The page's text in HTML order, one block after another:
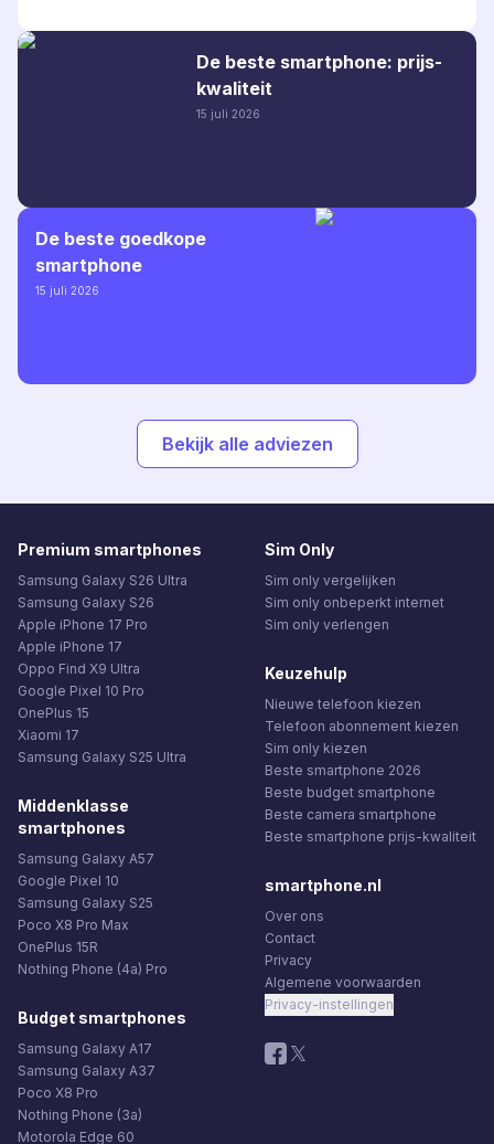
De beste smartphone: prijs-
kwaliteit
15 juli 2026
De beste goedkope
smartphone
15 juli 2026
Bekijk alle adviezen
Premium smartphones
Samsung Galaxy S26 Ultra
Samsung Galaxy S26
Apple iPhone 17 Pro
Apple iPhone 17
Oppo Find X9 Ultra
Google Pixel 10 Pro
OnePlus 15
Xiaomi 17
Samsung Galaxy S25 Ultra
Middenklasse
smartphones
Samsung Galaxy A57
Google Pixel 10
Samsung Galaxy S25
Poco X8 Pro Max
OnePlus 15R
Nothing Phone (4a) Pro
Budget smartphones
Samsung Galaxy A17
Samsung Galaxy A37
Poco X8 Pro
Nothing Phone (3a)
Motorola Edge 60
Sim Only
Sim only vergelijken
Sim only onbeperkt internet
Sim only verlengen
Keuzehulp
Nieuwe telefoon kiezen
Telefoon abonnement kiezen
Sim only kiezen
Beste smartphone 2026
Beste budget smartphone
Beste camera smartphone
Beste smartphone prijs-kwaliteit
smartphone.nl
Over ons
Contact
Privacy
Algemene voorwaarden
Privacy-instellingen